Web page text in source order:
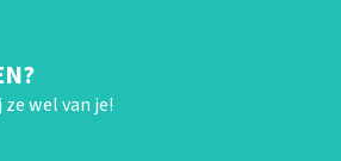
wel van je!